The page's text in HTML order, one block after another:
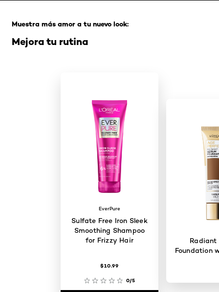
Mejora tu rutina
Muestra más amor a tu nuevo look:
EverPure
Sulfate Free Iron Sleek
Smoothing Shampoo
for Frizzy Hair
$10.99
0/5
Radiant
Foundation